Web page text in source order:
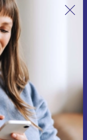
de refurbed
offre.
personnelles